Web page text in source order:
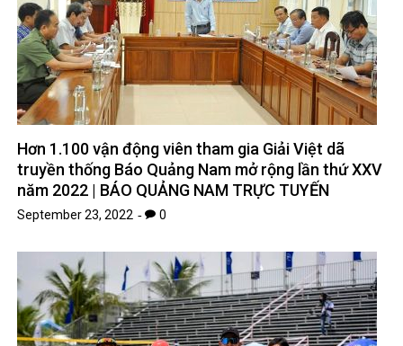
Hơn 1.100 vận động viên tham gia Giải Việt dã
truyền thống Báo Quảng Nam mở rộng lần thứ XXV
năm 2022 | BÁO QUẢNG NAM TRỰC TUYẾN
September 23, 2022 0